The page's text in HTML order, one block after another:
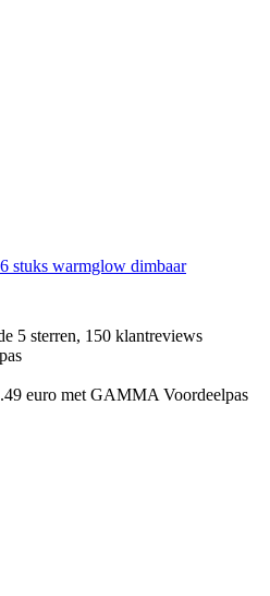
stuks warmglow dimbaar
5 sterren, 150 klantreviews
euro met GAMMA Voordeelpas